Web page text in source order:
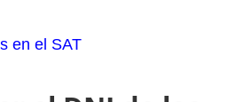
en el SAT